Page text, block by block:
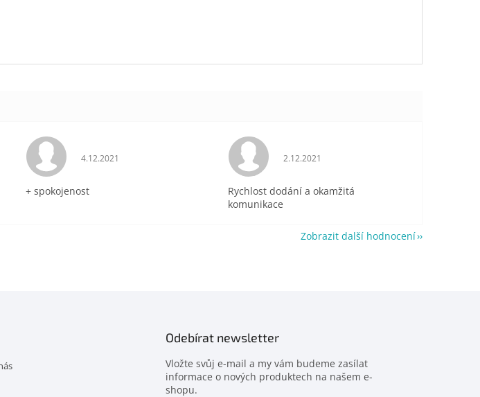
hvězdiček. Hodnocení obchodu je 5 z 5 hvězdiček.
4.12.2021
+ spokojenost
Hodnocení obchodu je 5 z 5 hvězdiček.
2.12.2021
Rychlost dodání a okamžitá
komunikace
Zobrazit další hodnocení
Odebírat newsletter
Vložte svůj e-mail a my vám budeme zasílat
informace o nových produktech na našem e-
shopu.